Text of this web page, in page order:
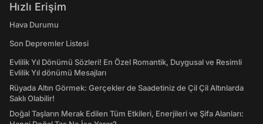
Hızlı Erişim
Hava Durumu
Son Depremler Listesi
Evlilik Yıl Dönümü Sözleri! En Özel Romantik, Duygusal ve Resimli
Evlilik Yıl dönümü Mesajları
Rüyada Altın Görmek: Gerçekler de Saadetiniz de Çil Çil Altınlarda
Saklı Olabilir!
Doğal Taşların Merak Edilen Tüm Etkileri, Enerjileri ve Şifa Alanları: